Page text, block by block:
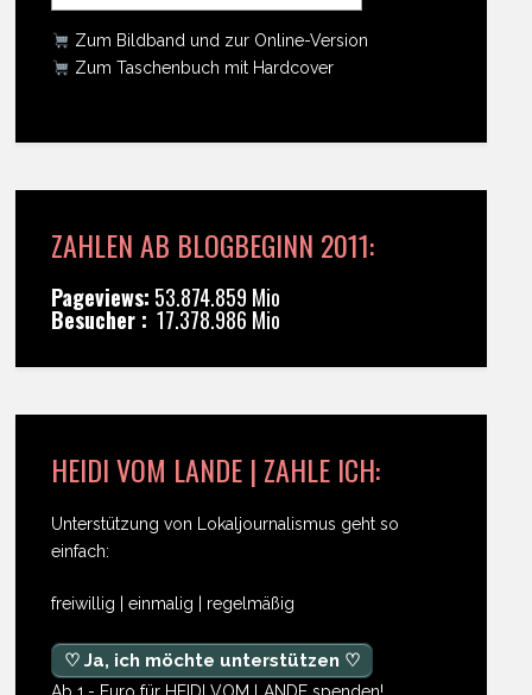
Zum Bildband und zur Online-Version
Zum Taschenbuch mit Hardcover
ZAHLEN AB BLOGBEGINN 2011:
Pageviews: 53.874.859 Mio
Besucher : 17.378.986 Mio
HEIDI VOM LANDE | ZAHLE ICH:
Unterstützung von Lokaljournalismus geht so
einfach:
freiwillig | einmalig | regelmäßig
♡ Ja, ich möchte unterstützen ♡
Ab 1,- Euro für HEIDI VOM LANDE spenden!